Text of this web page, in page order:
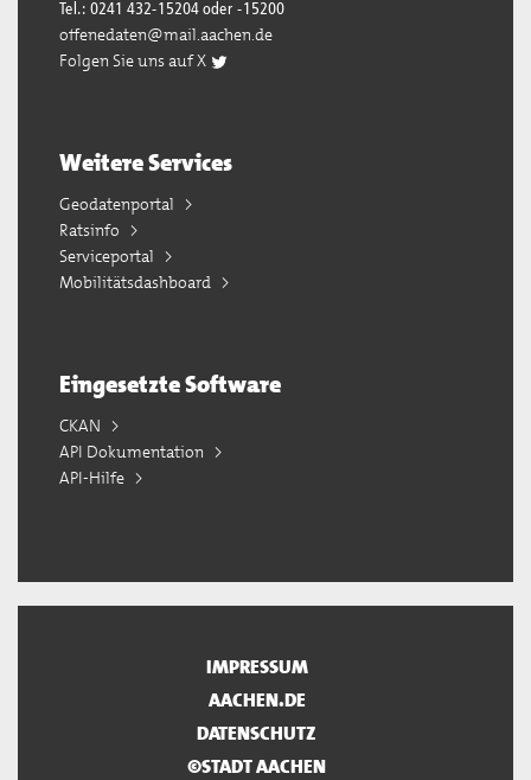
Tel.: 0241 432-15204 oder -15200
offenedaten@mail.aachen.de
Folgen Sie uns auf X
Weitere Services
Geodatenportal
Ratsinfo
Serviceportal
Mobilitätsdashboard
Eingesetzte Software
CKAN
API Dokumentation
API-Hilfe
IMPRESSUM
AACHEN.DE
DATENSCHUTZ
©STADT AACHEN